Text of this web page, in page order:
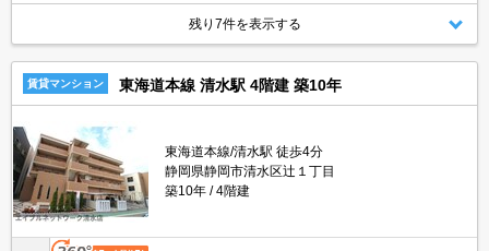
残り7件を表示する
賃貸マンション 東海道本線 清水駅 4階建 築10年
東海道本線/清水駅 徒歩4分
静岡県静岡市清水区辻１丁目
築10年
4階建